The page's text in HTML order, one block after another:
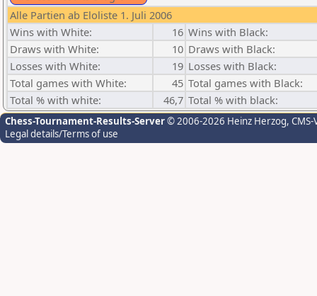
Alle Partien ab Eloliste 1. Juli 2006
Wins with White:
16 Wins with Black:
Draws with White:
10 Draws with Black:
Losses with White:
19 Losses with Black:
Total games with White:
45 Total games with Black:
Total % with white:
46,7 Total % with black:
Chess-Tournament-Results-Server© 2006-2026 Heinz Herzog,
Legal details/Terms of use